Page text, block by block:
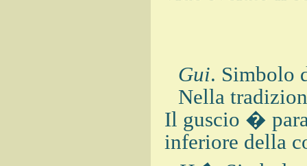
Gui. Simbolo
Nella
Il guscio �
inferiore della